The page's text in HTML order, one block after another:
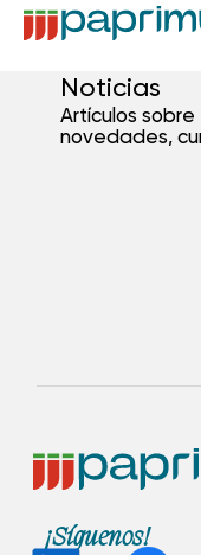
Noticias
Artículos
novedades,
¡Síguenos!